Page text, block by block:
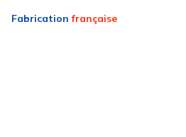
Fabrication française